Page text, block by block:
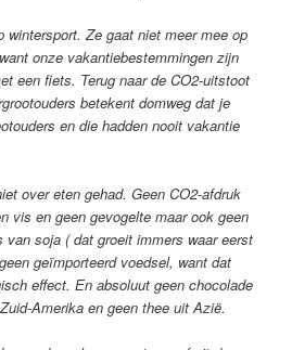
wintersport. Ze gaat niet meer mee op
onze vakantiebestemmingen zijn
een fiets. Terug naar de CO2-uitstoot
betekent domweg dat je
en die hadden nooit vakantie
over eten gehad. Geen CO2-afdruk
vis en geen gevogelte maar ook geen
van soja ( dat groeit immers waar eerst
geïmporteerd voedsel, want dat
effect. En absoluut geen chocolade
Amerika en geen thee uit Azië.